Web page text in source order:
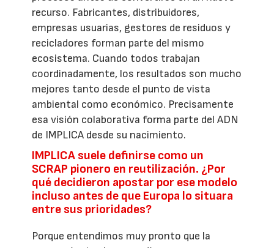
recurso. Fabricantes, distribuidores,
empresas usuarias, gestores de residuos y
recicladores forman parte del mismo
ecosistema. Cuando todos trabajan
coordinadamente, los resultados son mucho
mejores tanto desde el punto de vista
ambiental como económico. Precisamente
esa visión colaborativa forma parte del ADN
de IMPLICA desde su nacimiento.
IMPLICA suele definirse como un
SCRAP pionero en reutilización. ¿Por
qué decidieron apostar por ese modelo
incluso antes de que Europa lo situara
entre sus prioridades?
Porque entendimos muy pronto que la